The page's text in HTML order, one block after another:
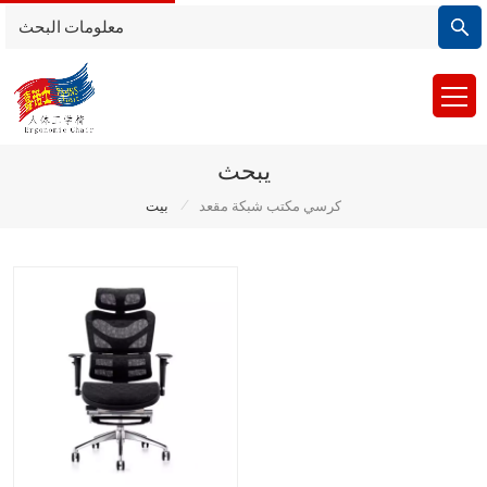
يبحث
بيت / كرسي مكتب شبكة مقعد